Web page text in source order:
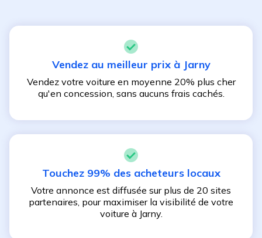
Vendez au meilleur prix à Jarny
Vendez votre voiture en moyenne 20% plus cher
qu'en concession, sans aucuns frais cachés.
Touchez 99% des acheteurs locaux
Votre annonce est diffusée sur plus de 20 sites
partenaires, pour maximiser la visibilité de votre
voiture à Jarny.